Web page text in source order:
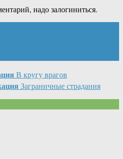
надо залогиниться.
В кругу врагов
Заграничные страдания